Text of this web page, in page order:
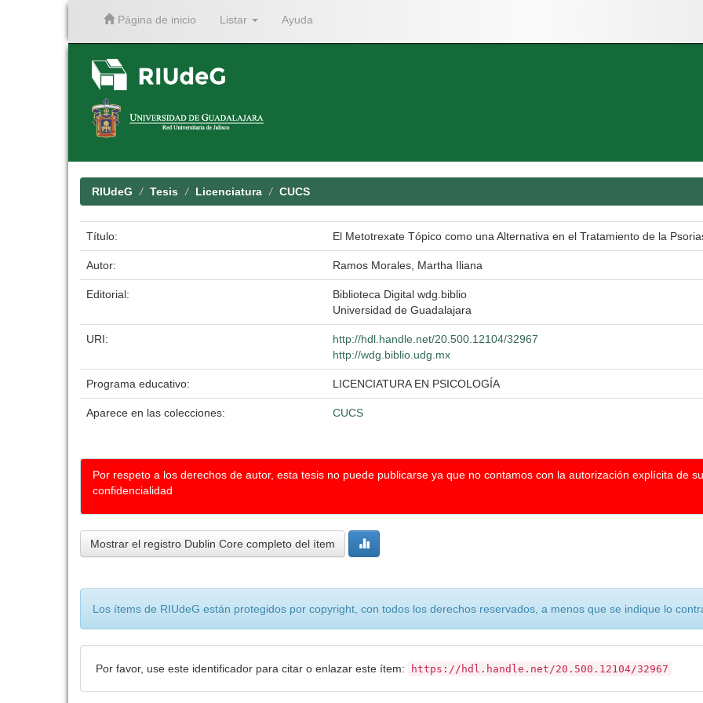
Página de inicio Listar Ayuda
RIUdeG Tesis Licenciatura CUCS
Título: El Metotrexate Tópico como una Alternativa en el Tratamiento de la
Autor: Ramos Morales, Martha Iliana
Editorial:
Biblioteca Digital wdg.biblio
Universidad de Guadalajara
URI:
http://hdl.handle.net/20.500.12104/32967
http://wdg.biblio.udg.mx
Programa educativo: LICENCIATURA EN PSICOLOGÍA
Aparece en las colecciones: CUCS
Por respeto a los derechos de autor, esta tesis no puede publicarse ya que no contamos con la autorización explícita de
confidencialidad
Mostrar el registro Dublin Core completo del ítem
Los ítems de RIUdeG están protegidos por copyright, con todos los derechos reservados, a menos que se indique lo
Por favor, use este identificador para citar o enlazar este ítem: https://hdl.handle.net/20.500.12104/32967